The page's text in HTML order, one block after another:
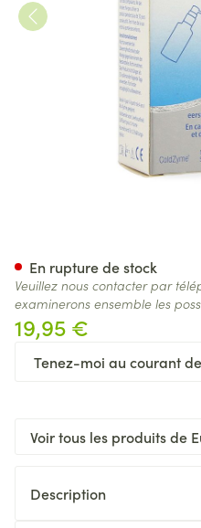
19,95 €
Tenez-moi au courant
En rupture de stock
Veuillez nous contacter par
examinerons ensemble les
Voir tous les produits de
Description